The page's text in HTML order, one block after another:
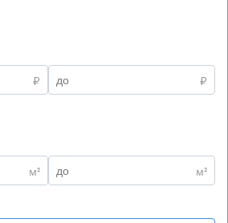
₽
₽
м²
м²